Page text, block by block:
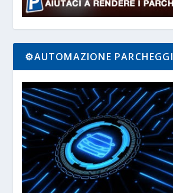
⚙️AUTOMAZIONE PARCHEGGI